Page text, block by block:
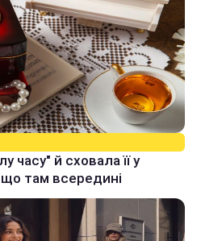
часу" й сховала її у
що там всередині